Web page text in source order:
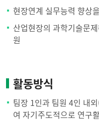
현장연계 실무능력 향상
산업현장의 과학기술문
원
활동방식
팀장 1인과 팀원 4인 내
여 자기주도적으로 연구